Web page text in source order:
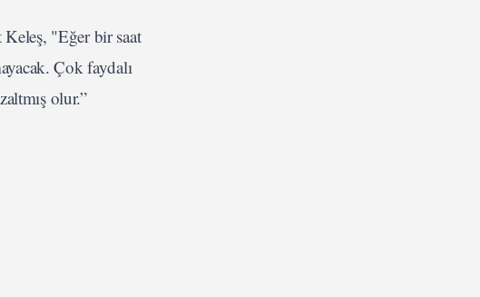
"Eğer bir saat
Çok faydalı
olur.”